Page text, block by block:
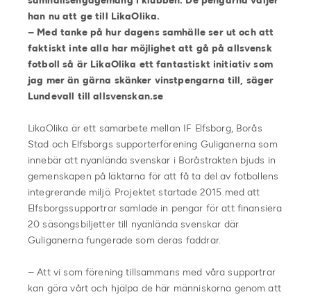
han nu att ge till LikaOlika.
– Med tanke på hur dagens samhälle ser ut och att
faktiskt inte alla har möjlighet att gå på allsvensk
fotboll så är LikaOlika ett fantastiskt initiativ som
jag mer än gärna skänker vinstpengarna till, säger
Lundevall till allsvenskan.se
LikaOlika är ett samarbete mellan IF Elfsborg, Borås
Stad och Elfsborgs supporterförening Guliganerna som
innebär att nyanlända svenskar i Boråstrakten bjuds in
gemenskapen på läktarna för att få ta del av fotbollens
integrerande miljö. Projektet startade 2015 med att
Elfsborgssupportrar samlade in pengar för att finansiera
20 säsongsbiljetter till nyanlända svenskar där
Guliganerna fungerade som deras faddrar.
– Att vi som förening tillsammans med våra supportrar
kan göra vårt och hjälpa de här människorna genom att